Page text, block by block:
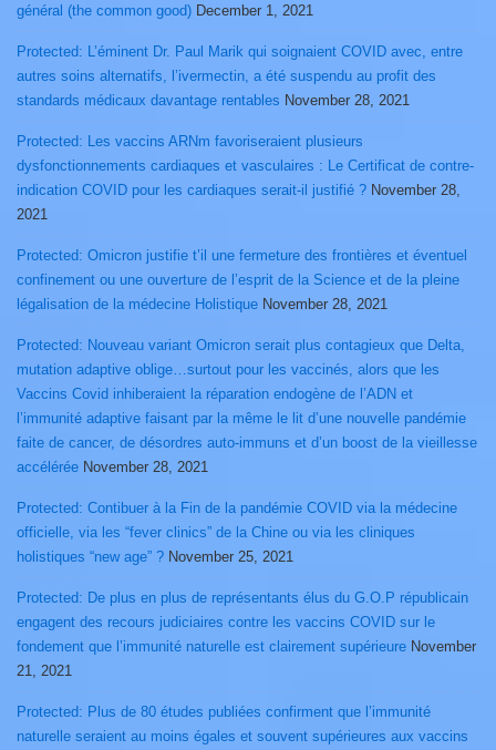
général (the common good) December 1, 2021
Protected: L’éminent Dr. Paul Marik qui soignaient COVID avec, entre
autres soins alternatifs, l’ivermectin, a été suspendu au profit des
standards médicaux davantage rentables November 28, 2021
Protected: Les vaccins ARNm favoriseraient plusieurs
dysfonctionnements cardiaques et vasculaires : Le Certificat de contre-
indication COVID pour les cardiaques serait-il justifié ? November 28,
2021
Protected: Omicron justifie t’il une fermeture des frontières et éventuel
confinement ou une ouverture de l’esprit de la Science et de la pleine
légalisation de la médecine Holistique November 28, 2021
Protected: Nouveau variant Omicron serait plus contagieux que Delta,
mutation adaptive oblige…surtout pour les vaccinés, alors que les
Vaccins Covid inhiberaient la réparation endogène de l’ADN et
l’immunité adaptive faisant par la même le lit d’une nouvelle pandémie
faite de cancer, de désordres auto-immuns et d’un boost de la vieillesse
accélérée November 28, 2021
Protected: Contibuer à la Fin de la pandémie COVID via la médecine
officielle, via les “fever clinics” de la Chine ou via les cliniques
holistiques “new age” ? November 25, 2021
Protected: De plus en plus de représentants élus du G.O.P républicain
engagent des recours judiciaires contre les vaccins COVID sur le
fondement que l’immunité naturelle est clairement supérieure November
21, 2021
Protected: Plus de 80 études publiées confirment que l’immunité
naturelle seraient au moins égales et souvent supérieures aux vaccins